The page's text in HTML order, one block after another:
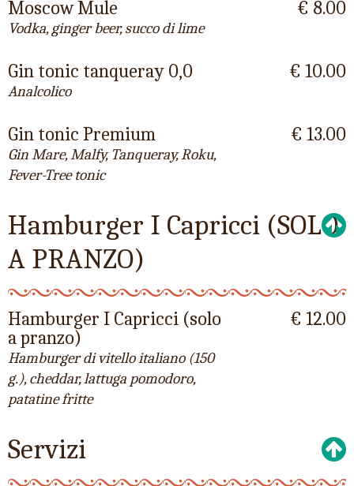
Moscow Mule
Vodka, ginger beer, succo di lime
€ 8.00
Gin tonic tanqueray 0,0
Analcolico
€ 10.00
Gin tonic Premium
Gin Mare, Malfy, Tanqueray, Roku,
Fever-Tree tonic
€ 13.00
Hamburger I Capricci (SOLO
A PRANZO)
Hamburger I Capricci (solo
a pranzo)
Hamburger di vitello italiano (150
g.), cheddar, lattuga pomodoro,
patatine fritte
€ 12.00
Servizi